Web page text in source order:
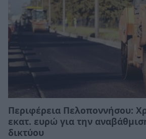
Περιφέρεια Πελοποννήσου:
εκατ. ευρώ για την
δικτύου